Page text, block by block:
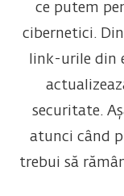
ce putem
cibernetici.
link-urile din
securitate.
atunci când
trebui să